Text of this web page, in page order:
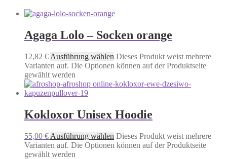
Agaga Lolo – Socken orange
12,82 € Ausführung wählen Dieses Produkt weist mehrere
Varianten auf. Die Optionen können auf der Produktseite
gewählt werden
Kokloxor Unisex Hoodie
55,00 € Ausführung wählen Dieses Produkt weist mehrere
Varianten auf. Die Optionen können auf der Produktseite
gewählt werden